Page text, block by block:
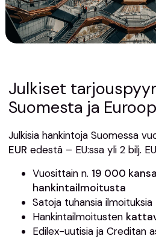
Julkiset
Suomesta ja
Julkisia hankintoja Suomessa
EUR edestä – EU:ssa yli 2 bilj.
Vuosittain n. 19 000
hankintailmoitusta
Satoja tuhansia ilmoituksia
Hankintailmoitusten
Edilex-uutisia ja Creditan